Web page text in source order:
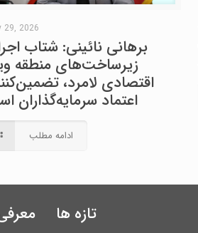
29, 2026
برهانی نائینی: شتاب
زیرساخت‌های منطقه
اقتصادی لامرد،
اعتماد سرمایه‌گذاران
ادامه مطلب
تازه ها